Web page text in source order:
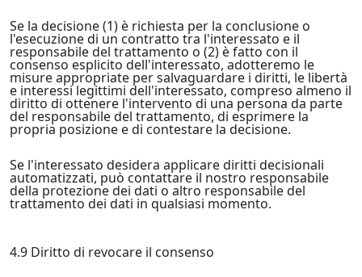
Se la decisione (1) è richiesta per la conclusione o
l'esecuzione di un contratto tra l'interessato e il
responsabile del trattamento o (2) è fatto con il
consenso esplicito dell'interessato, adotteremo le
misure appropriate per salvaguardare i diritti, le libertà
e interessi legittimi dell'interessato, compreso almeno il
diritto di ottenere l'intervento di una persona da parte
del responsabile del trattamento, di esprimere la
propria posizione e di contestare la decisione.
Se l'interessato desidera applicare diritti decisionali
automatizzati, può contattare il nostro responsabile
della protezione dei dati o altro responsabile del
trattamento dei dati in qualsiasi momento.
4.9 Diritto di revocare il consenso